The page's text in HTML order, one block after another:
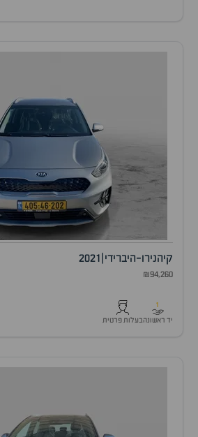
קיהנירו-היברידי 2021
₪94,260
1
יד ראשונהבעלות פרטית